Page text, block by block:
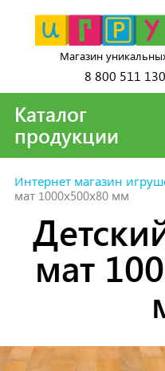
Магазин
8 800 511
Каталог
продукции
Интернет магазин
мат 1000х500х80 мм
мат